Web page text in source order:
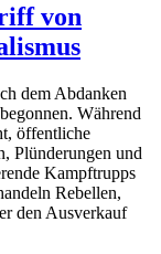
von
dem Abdanken
Während
öffentliche
Plünderungen und
Kampftrupps
Rebellen,
den Ausverkauf